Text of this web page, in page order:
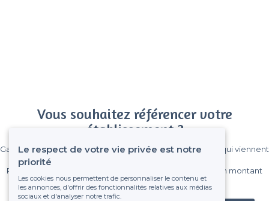
Vous souhaitez référencer votre
établissement ?
Gagnez de nombreux clients parmi le million de visiteurs qui viennent
Pas de commissions et sans engagement, vous payez un montant
fixe sans risque de voir déraper la facture.
Le respect de votre vie privée est notre
priorité
Les cookies nous permettent de personnaliser le contenu et
les annonces, d'offrir des fonctionnalités relatives aux médias
sociaux et d'analyser notre trafic.